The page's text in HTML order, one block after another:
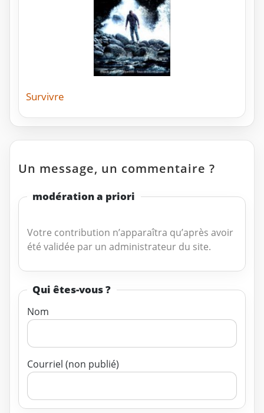
Survivre
Un message, un commentaire ?
modération a priori
Votre contribution n’apparaîtra qu’après avoir
été validée par un administrateur du site.
Qui êtes-vous ?
Nom
Courriel (non publié)